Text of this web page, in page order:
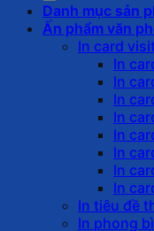
Danh mục sản
Ấn phẩm văn
In card visit
In
In
In
In
In
In
In
In
In tiêu đề
In phong bì